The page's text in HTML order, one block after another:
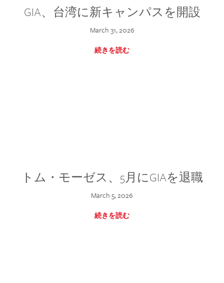
GIA、台湾に新キャンパスを開設
March 31, 2026
続きを読む
トム・モーゼス、5月にGIAを退職
March 5, 2026
続きを読む